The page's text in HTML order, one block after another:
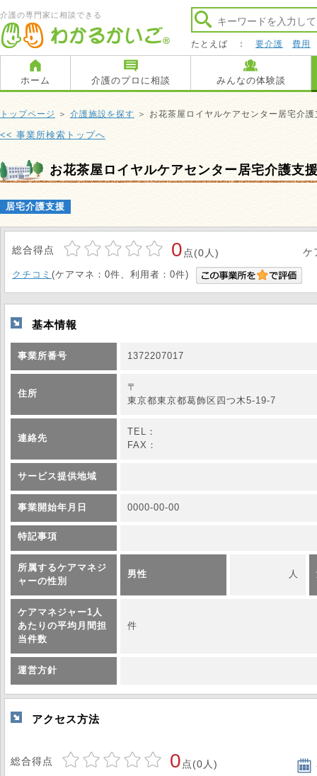
介護の専門家に相談できる
たとえば ： 要介護 費用
ホーム 介護のプロに相談 みんなの体験談
トップページ ＞ 介護施設を探す ＞ お花茶屋ロイヤルケアセンター居宅介
<< 事業所検索トップへ
お花茶屋ロイヤルケアセンター居宅介護支
居宅介護支援
総合得点 0 点(0人) ケ
クチコミ (ケアマネ：0件、利用者：0件)
基本情報
事業所番号 1372207017
住所
〒
東京都東京都葛飾区四つ木5-19-7
連絡先
TEL：
FAX：
サービス提供地域
事業開始年月日 0000-00-00
特記事項
所属するケアマネジ
ャーの性別
男性 人
ケアマネジャー1人
あたりの平均月間担
当件数
件
運営方針
アクセス方法
総合得点 0 点(0人)